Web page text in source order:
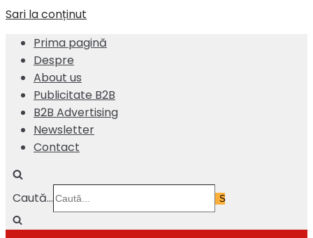
Sari la conținut
Prima pagină
Despre
About us
Publicitate B2B
B2B Advertising
Newsletter
Contact
Caută...